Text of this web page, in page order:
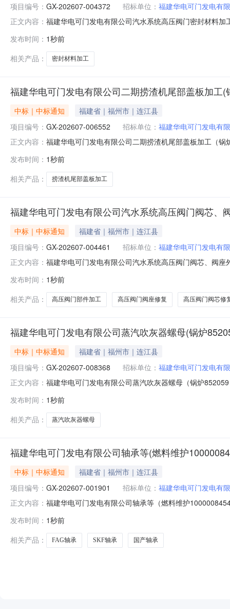
项目编号： GX-202607-004372 招标单位： 福建华电可门发电有
正文内容： 福建华电可门发电有限公司汽水系统高压阀门密封材料
人物资名称税率采购范围成交供应商1福建华电可门发
发布时间： 1秒前
相关产品：
密封材料加工
福建华电可门发电有限公司二期捞渣机尾部盖板加工
中标｜中标通知
福建省｜福州市｜连江县
项目编号： GX-202607-006552 招标单位： 福建华电可门发电有
正文内容： 福建华电可门发电有限公司二期捞渣机尾部盖板加工（
物资名称税率规格型号单位数量成交供应商1福建华电
发布时间： 1秒前
相关产品：
捞渣机尾部盖板加工
福建华电可门发电有限公司汽水系统高压阀门阀芯、
中标｜中标通知
福建省｜福州市｜连江县
项目编号： GX-202607-004461 招标单位： 福建华电可门发电有
正文内容： 福建华电可门发电有限公司汽水系统高压阀门阀芯、阀
序号采购人物资名称税率采购范围成交供应商1福建华电
08-10
发布时间： 1秒前
相关产品：
高压阀门部件加工 高压阀门阀座修复 高压阀门阀芯修
福建华电可门发电有限公司蒸汽吹灰器螺母(锅炉
中标｜中标通知
福建省｜福州市｜连江县
项目编号： GX-202607-008368 招标单位： 福建华电可门发电有
正文内容： 福建华电可门发电有限公司蒸汽吹灰器螺母（锅炉
数量成交供应商1福建华电可门发电有限公司蒸汽吹灰
发布时间： 1秒前
相关产品：
蒸汽吹灰器螺母
福建华电可门发电有限公司轴承等(燃料维护
中标｜中标通知
福建省｜福州市｜连江县
项目编号： GX-202607-001901 招标单位： 福建华电可门发电有
正文内容： 福建华电可门发电有限公司轴承等（燃料维护
号单位数量成交供应商1福建华电可门发电有限公司SKF
发布时间： 1秒前
相关产品：
FAG轴承 SKF轴承 国产轴承